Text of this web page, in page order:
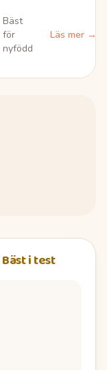
Bäst
för
nyfödd
Läs mer →
Bäst i test